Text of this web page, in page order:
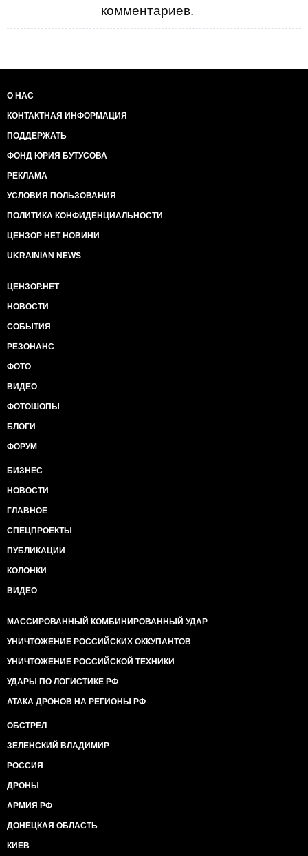
комментариев.
О НАС
КОНТАКТНАЯ ИНФОРМАЦИЯ
ПОДДЕРЖАТЬ
ФОНД ЮРИЯ БУТУСОВА
РЕКЛАМА
УСЛОВИЯ ПОЛЬЗОВАНИЯ
ПОЛИТИКА КОНФИДЕНЦИАЛЬНОСТИ
ЦЕНЗОР НЕТ НОВИНИ
UKRAINIAN NEWS
ЦЕНЗОР.НЕТ
НОВОСТИ
СОБЫТИЯ
РЕЗОНАНС
ФОТО
ВИДЕО
ФОТОШОПЫ
БЛОГИ
ФОРУМ
БИЗНЕС
НОВОСТИ
ГЛАВНОЕ
СПЕЦПРОЕКТЫ
ПУБЛИКАЦИИ
КОЛОНКИ
ВИДЕО
МАССИРОВАННЫЙ КОМБИНИРОВАННЫЙ УДАР
УНИЧТОЖЕНИЕ РОССИЙСКИХ ОККУПАНТОВ
УНИЧТОЖЕНИЕ РОССИЙСКОЙ ТЕХНИКИ
УДАРЫ ПО ЛОГИСТИКЕ РФ
АТАКА ДРОНОВ НА РЕГИОНЫ РФ
ОБСТРЕЛ
ЗЕЛЕНСКИЙ ВЛАДИМИР
РОССИЯ
ДРОНЫ
АРМИЯ РФ
ДОНЕЦКАЯ ОБЛАСТЬ
КИЕВ